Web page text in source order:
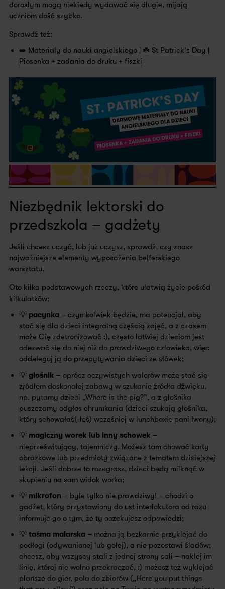
dorosłym mogą niekiedy wydawać się długie, mijają
uczniom dość szybko.
Sprawdź też:
➡️ Materiały do nauki angielskiego | ☘️ St Patrick's Day |
Piosenka + zadania do druku + fiszki
Niezbędnik lektorski do
przedszkola – gadżety
Jeśli chcesz uczyć, lub już uczysz, sprawdź, czy znasz
najważniejsze elementy wyposażenia belferskiego
warsztatu.
Oto kilka podstawowych rzeczy, które ułatwią życie pośród
kilkulatków:
💡 pacynka – czymkolwiek będzie, ma potencjał, aby
stać się dla dzieci integralną częścią zajęć, a z czasem
może Cię zdetronizować :), często łatwiej dzieciom jest
odezwać się do niej niż do prawdziwego człowieka, więc
oddeleguj ją do przepytywania dzieci ze słówek;
💡 głośnik – oprócz oczywistych walorów może stać się
źródłem doskonałej zabawy w szukanie źródła dźwięku,
np. pytamy dzieci „Where is the pig?”, a z głośnika
puszczamy odgłos chrumkania (dzieci szukają głośnika,
który schowałaś(-łeś) wcześniej w lunchboxie pani Iwony);
💡 magiczny worek lub inny schowek –
nieprześwitujący, tajemniczy. Możesz tam chować karty
obrazkowe lub przedmioty związane z tematem dzisiejszej
lekcji. Jeśli dobrze to rozegrasz, dzieci będą milknąć w
skupieniu na sam widok worka;
💡 mikrofon – byle tylko nie prawdziwy! – chodzi o
gadżet, który przystawiony do ust interlokutora od razu
informuje go o tym, że ty oczekujesz odpowiedzi;
💡 taśma malarska – można ją bezkarnie przyklejać do
podłogi (odywanionej lub gołej), a nie pozostawi śladów;
chcesz, aby wszyscy stali z jednej strony sali – naklej im
linię, której nie wolno przekraczać, :) możesz też wyklejać
plansze do gier, pola do zbiorów („Here you put things